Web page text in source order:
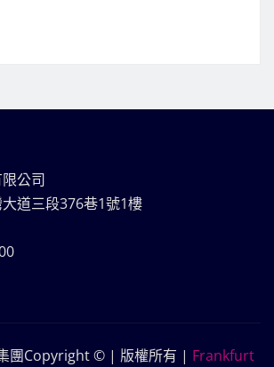
公司
道三段376巷1號1樓
團Copyright © | 版權所有 | Frankfurt